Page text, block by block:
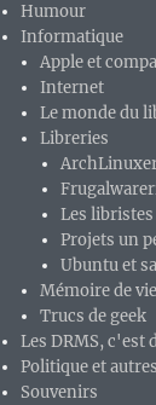
Humour
Informatique
Apple et
Internet
Le monde du
Libreries
Les
Projets un
Ubuntu et
Mémoire de
Trucs de geek
Les DRMS, c'est
Politique et
Souvenirs